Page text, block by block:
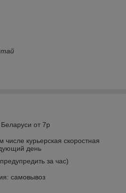
от 7р
числе курьерская скоростная
день
за час)
самовывоз